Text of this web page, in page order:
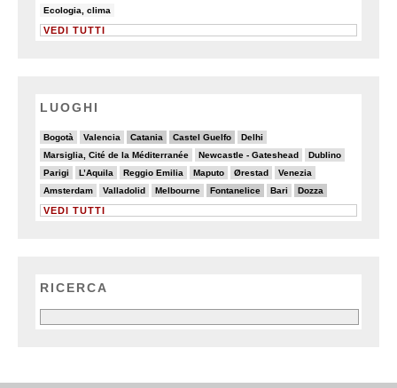
Ecologia, clima
6/82
VEDI TUTTI
LUOGHI
Bogotà
2/20 Valencia
5/20 Catania
6/20 Castel Guelfo
6/20 Delhi
4/20
Marsiglia, Cité de la Méditerranée
2/20 Newcastle - Gateshead
3/20 Dublino
3/20
Parigi
4/20 L’Aquila
4/20 Reggio Emilia
2/20 Maputo
4/20 Ørestad
4/20 Venezia
4/20
Amsterdam
3/20 Valladolid
3/20 Melbourne
5/20 Fontanelice
6/20 Bari
5/20 Dozza
6/20
VEDI TUTTI
RICERCA